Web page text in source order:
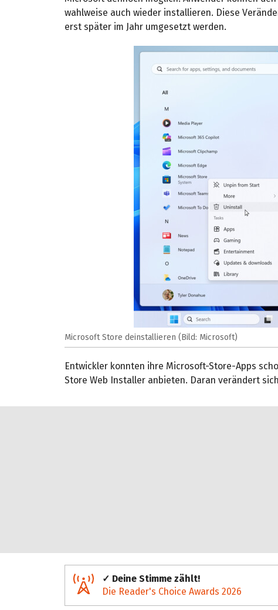
wahlweise auch wieder installieren. Diese
erst später im Jahr umgesetzt werden.
Microsoft Store deinstallieren (Bild: Microsoft)
Entwickler konnten ihre Microsoft-Store-Apps
Store Web Installer anbieten. Daran verändert
✓ Deine Stimme zählt!
Die Reader's Choice Awards 2026